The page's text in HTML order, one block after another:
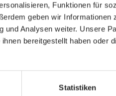
Funktionen für
geben wir Informationen
Analysen weiter. Unsere
bereitgestellt haben oder
Statistiken